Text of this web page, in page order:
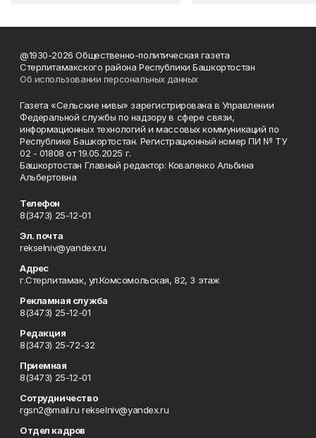
@1930-2026 Общественно-политическая газета
Стерлитамакского района Республики Башкортостан
Об использовании персональных данных
Газета «Сельские нивы» зарегистрирована в Управлении
Федеральной службы по надзору в сфере связи,
информационных технологий и массовых коммуникаций по
Республике Башкортостан. Регистрационный номер ПИ № ТУ
02 - 01808 от 19.05.2025 г.
Башкортостан Главный редактор: Коваленко Альбина
Альбертовна
Телефон
8(3473) 25-12-01
Эл. почта
rekselniv@yandex.ru
Адрес
г.Стерлитамак, ул.Комсомольская, 82, 3 этаж
Рекламная служба
8(3473) 25-12-01
Редакция
8(3473) 25-72-32
Приемная
8(3473) 25-12-01
Сотрудничество
rgsn2@mail.ru rekselniv@yandex.ru
Отдел кадров